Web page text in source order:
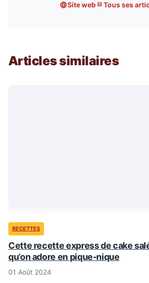
Site web Tous ses
Articles similaires
RECETTES
Cette recette express de cake
qu’on adore en pique-nique
01 Août 2024